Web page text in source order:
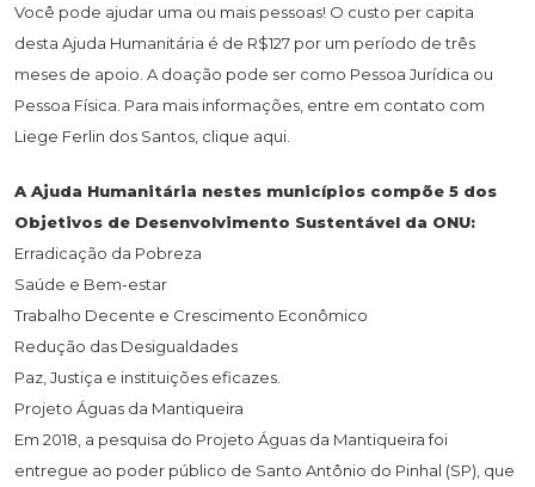
Você pode ajudar uma ou mais pessoas! O custo per capita
desta Ajuda Humanitária é de R$127 por um período de três
meses de apoio. A doação pode ser como Pessoa Jurídica ou
Pessoa Física. Para mais informações, entre em contato com
Liege Ferlin dos Santos, clique aqui.
A Ajuda Humanitária nestes municípios compõe 5 dos
Objetivos de Desenvolvimento Sustentável da ONU:
Erradicação da Pobreza
Saúde e Bem-estar
Trabalho Decente e Crescimento Econômico
Redução das Desigualdades
Paz, Justiça e instituições eficazes.
Projeto Águas da Mantiqueira
Em 2018, a pesquisa do Projeto Águas da Mantiqueira foi
entregue ao poder público de Santo Antônio do Pinhal (SP), que